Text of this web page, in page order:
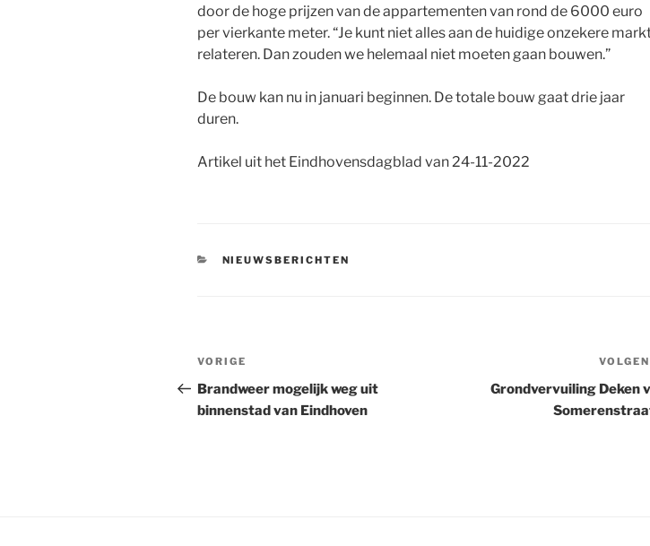
door de hoge prijzen van de appartementen van rond de 6000 euro
per vierkante meter. “Je kunt niet alles aan de huidige onzekere
relateren. Dan zouden we helemaal niet moeten gaan bouwen.”
De bouw kan nu in januari beginnen. De totale bouw gaat drie jaar
duren.
Artikel uit het Eindhovensdagblad van 24-11-2022
CATEGORIEËN
NIEUWSBERICHTEN
Bericht
navigatie
Vorig
bericht
VORIGE
Brandweer mogelijk weg uit
binnenstad van Eindhoven
Grondvervuiling Deken